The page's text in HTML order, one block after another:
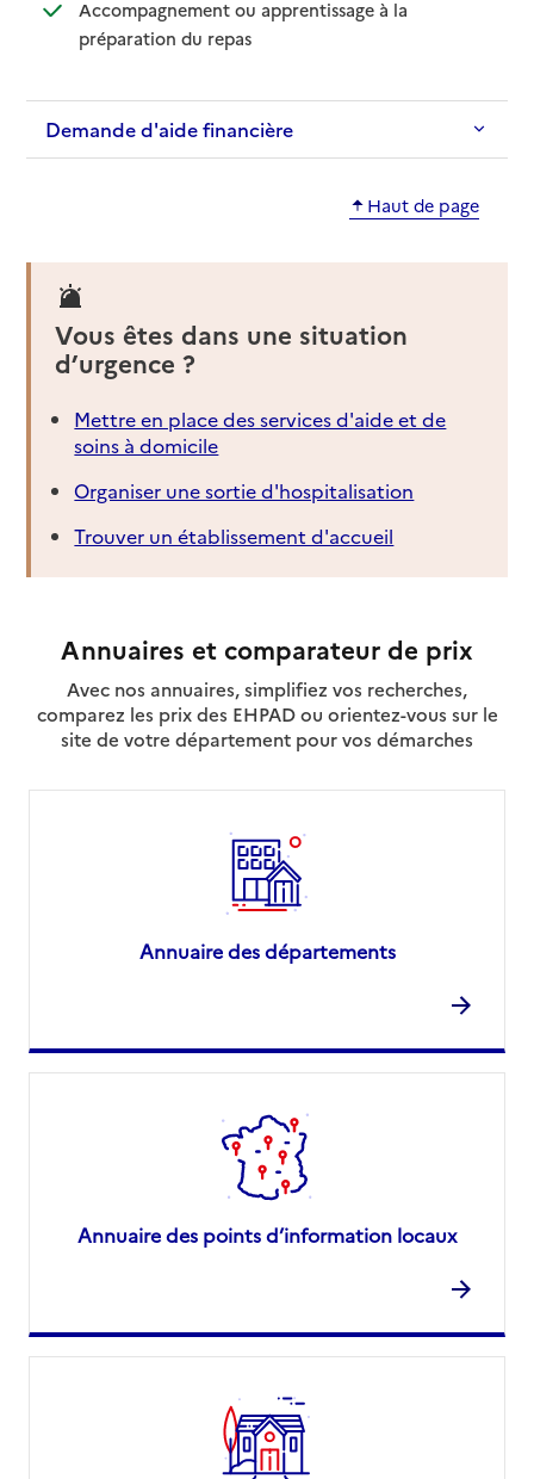
Accompagnement ou apprentissage à la
préparation du repas: disponible
: non disponible
Demande d'aide financière
Haut de page
Vous êtes dans une situation
d’urgence ?
Mettre en place des services d'aide et de
soins à domicile
Organiser une sortie d'hospitalisation
Trouver un établissement d'accueil
Annuaires et comparateur de prix
Avec nos annuaires, simplifiez vos recherches,
comparez les prix des EHPAD ou orientez-vous sur le
site de votre département pour vos démarches
Annuaire des départements
Annuaire des points d’information locaux